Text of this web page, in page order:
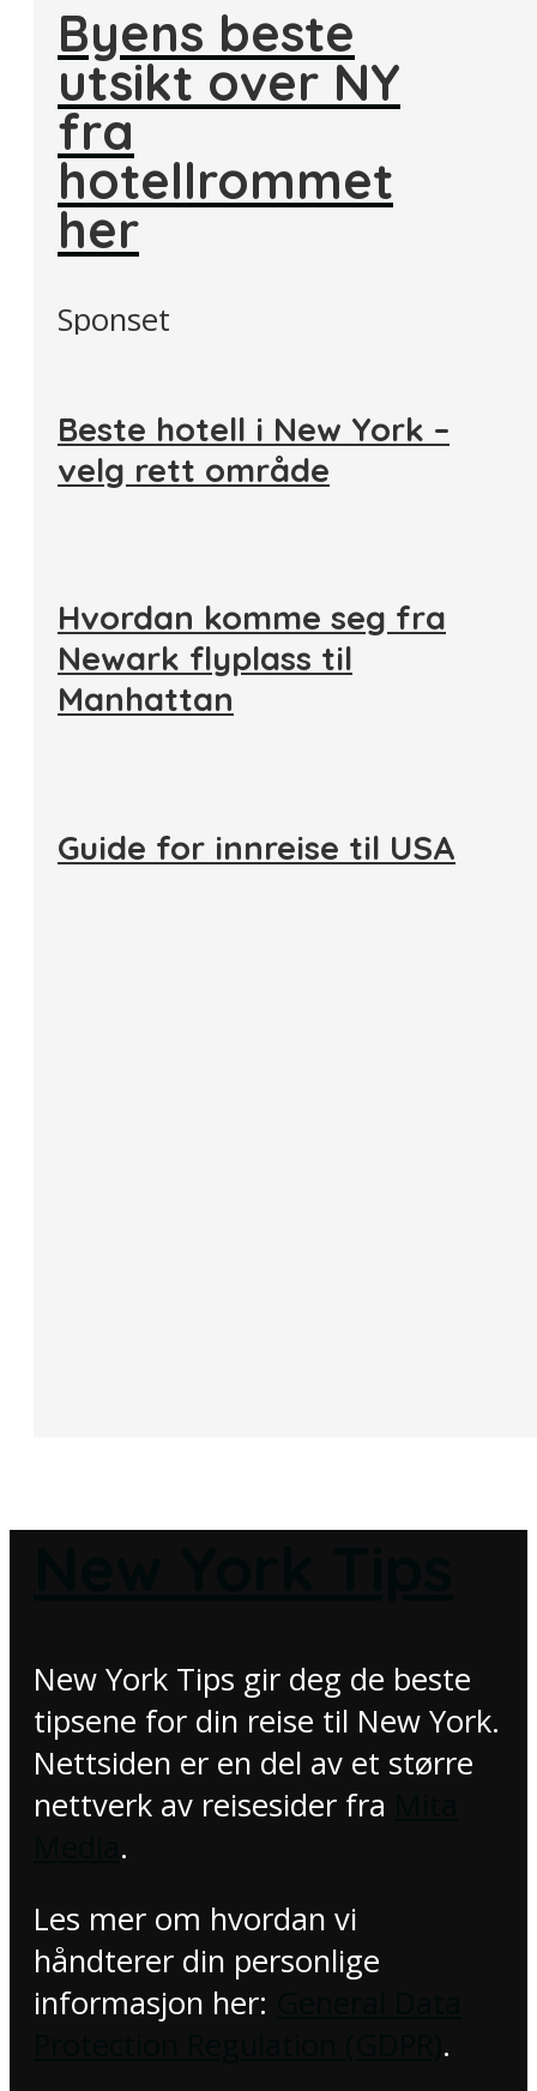
Byens beste
utsikt over NY
fra
hotellrommet
her
Sponset
Beste hotell i New York –
velg rett område
Hvordan komme seg fra
Newark flyplass til
Manhattan
Guide for innreise til USA
New York Tips gir deg de beste
tipsene for din reise til New York.
Nettsiden er en del av et større
nettverk av reisesider fra
.
Les mer om hvordan vi
håndterer din personlige
informasjon her:
.